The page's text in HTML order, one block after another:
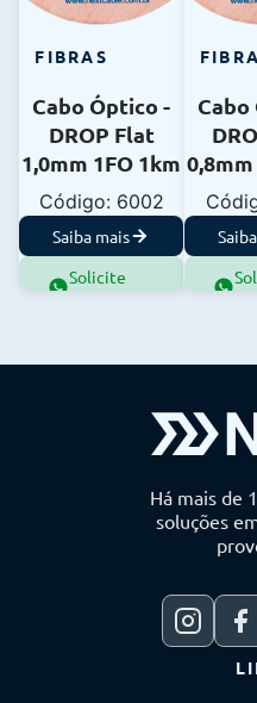
FIBRAS
Cabo Óptico -
DROP Flat
1,0mm 1FO 1km
Código: 6002
Saiba mais
Solicite
Orçamento
Há mais de
soluções